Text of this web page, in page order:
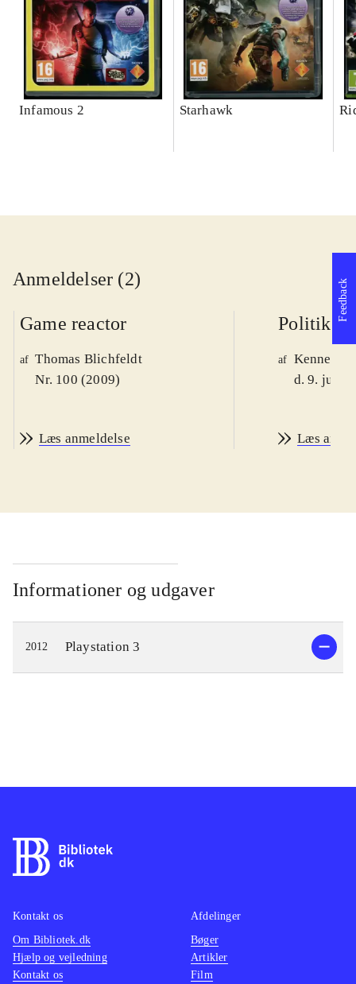
Infamous 2 Starhawk
Anmeldelser (2)
Game reactor
af Thomas Blichfeldt
Nr. 100 (2009)
Læs anmeldelse
Politiken
af Kenneth
d. 9. juni
Læs
Informationer og udgaver
2012 Playstation 3
Feedback
Kontakt os
Om Bibliotek.dk
Hjælp og vejledning
Kontakt os
Afdelinger
Bøger
Artikler
Film